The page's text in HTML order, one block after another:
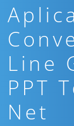
Line
PPT
Net